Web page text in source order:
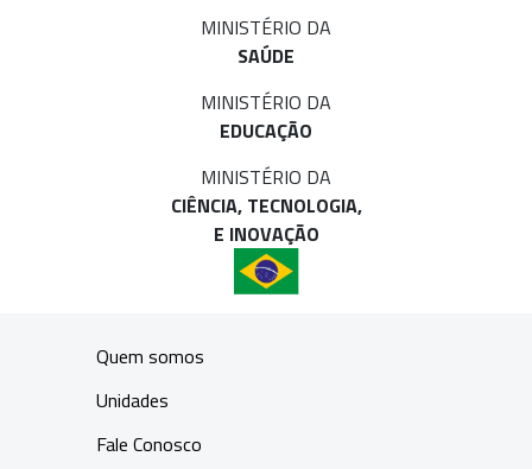
MINISTÉRIO DA
SAÚDE
MINISTÉRIO DA
EDUCAÇÃO
MINISTÉRIO DA
CIÊNCIA, TECNOLOGIA,
E INOVAÇÃO
Quem somos
Unidades
Fale Conosco